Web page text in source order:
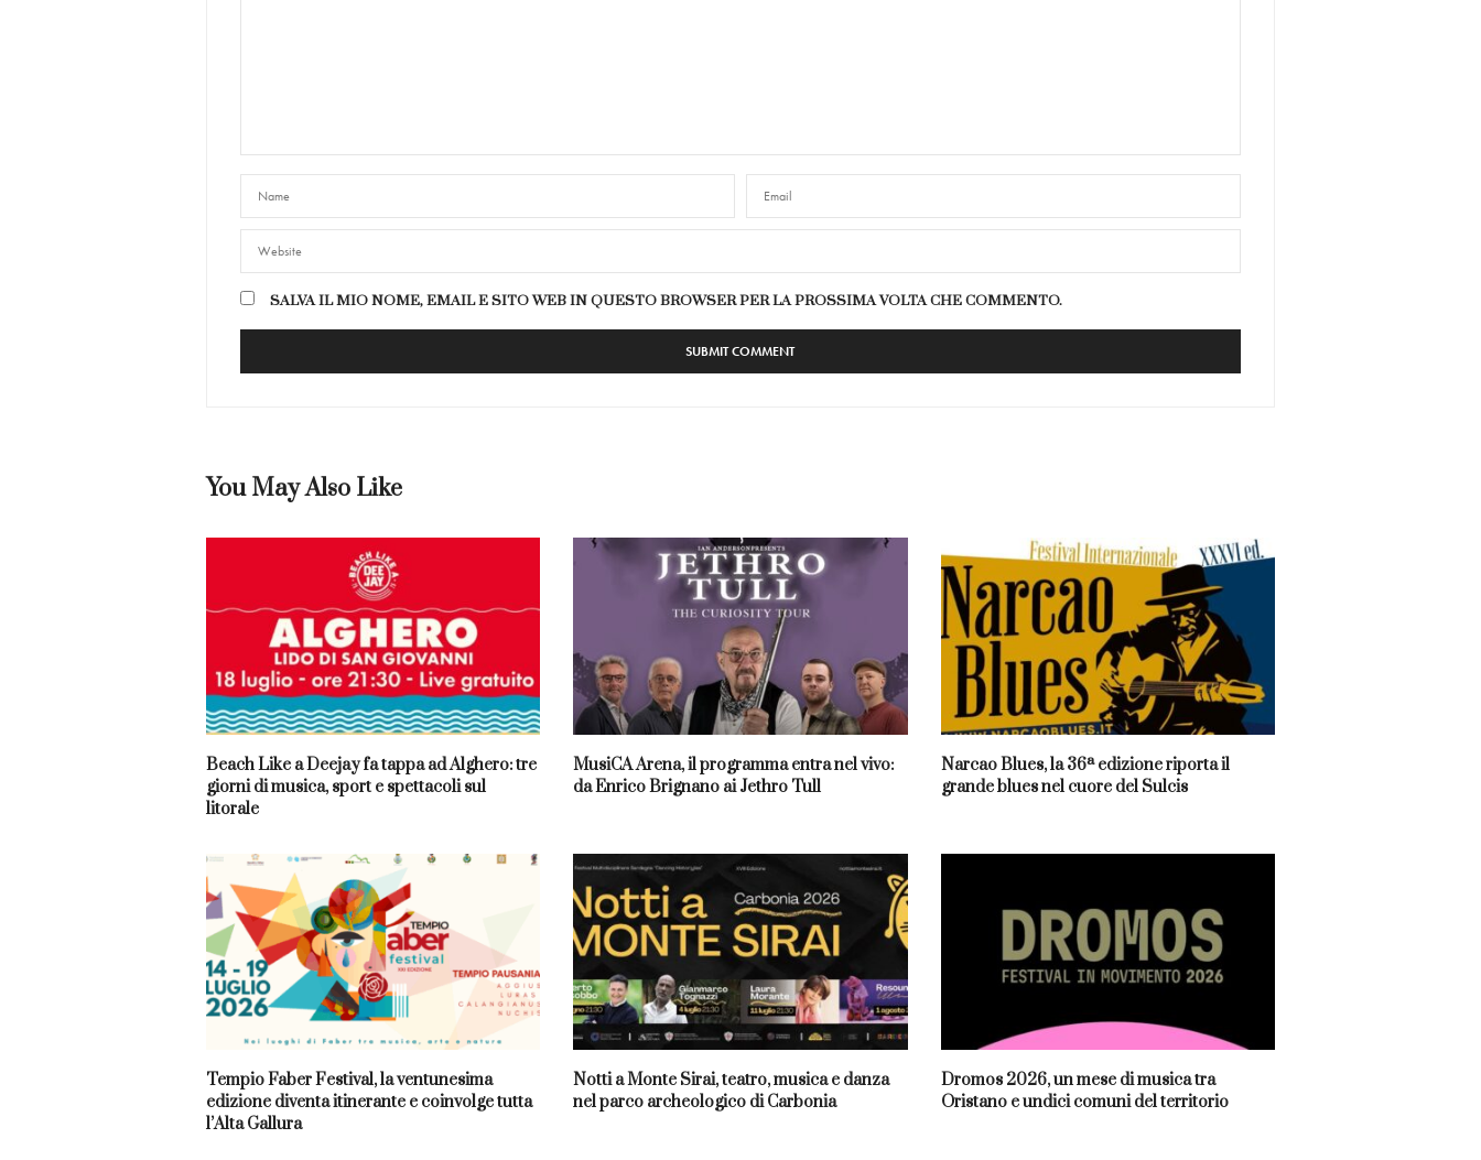
SALVA IL MIO NOME, EMAIL E SITO WEB IN QUESTO BROWSER PER LA PROSSIMA VOLTA CHE COMMENTO.
You May Also Like
Beach Like a Deejay fa tappa ad Alghero: tre
giorni di musica, sport e spettacoli sul
litorale
MusiCA Arena, il programma entra nel vivo:
da Enrico Brignano ai Jethro Tull
Narcao Blues, la 36ª edizione riporta il
grande blues nel cuore del Sulcis
Tempio Faber Festival, la ventunesima
edizione diventa itinerante e coinvolge tutta
l’Alta Gallura
Notti a Monte Sirai, teatro, musica e danza
nel parco archeologico di Carbonia
Dromos 2026, un mese di musica tra
Oristano e undici comuni del territorio